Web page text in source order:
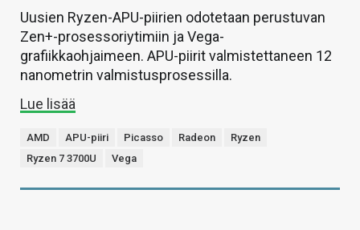
Uusien Ryzen-APU-piirien odotetaan perustuvan
Zen+-prosessoriytimiin ja Vega-
grafiikkaohjaimeen. APU-piirit valmistettaneen 12
nanometrin valmistusprosessilla.
Lue lisää
AMD APU-piiri Picasso Radeon
Ryzen
Ryzen 7 3700U
Vega